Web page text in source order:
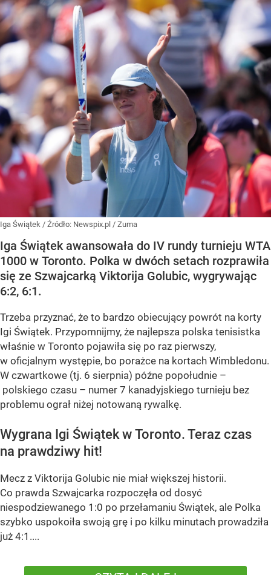
Iga Świątek / Źródło: Newspix.pl / Zuma
Iga Świątek awansowała do IV rundy turnieju WTA
1000 w Toronto. Polka w dwóch setach rozprawiła
się ze Szwajcarką Viktorija Golubic, wygrywając
6:2, 6:1.
Trzeba przyznać, że to bardzo obiecujący powrót na korty
Igi Świątek. Przypomnijmy, że najlepsza polska tenisistka
właśnie w Toronto pojawiła się po raz pierwszy,
w oficjalnym występie, bo porażce na kortach Wimbledonu.
W czwartkowe (tj. 6 sierpnia) późne popołudnie –
polskiego czasu – numer 7 kanadyjskiego turnieju bez
problemu ograł niżej notowaną rywalkę.
Wygrana Igi Świątek w Toronto. Teraz czas
na prawdziwy hit!
Mecz z Viktorija Golubic nie miał większej historii.
Co prawda Szwajcarka rozpoczęła od dosyć
niespodziewanego 1:0 po przełamaniu Świątek, ale Polka
szybko uspokoiła swoją grę i po kilku minutach prowadziła
już 4:1....